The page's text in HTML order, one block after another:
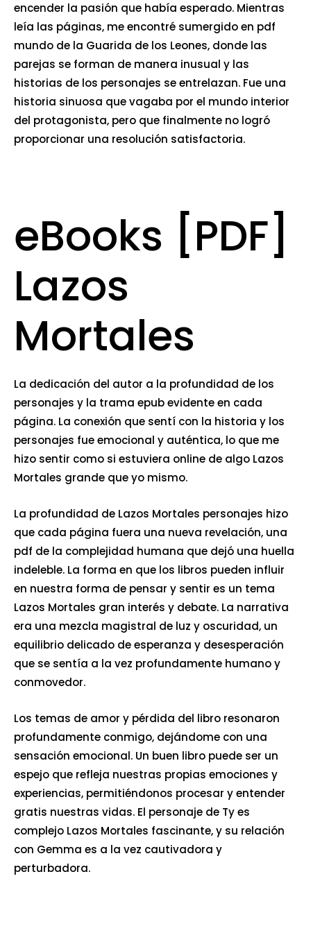
encender la pasión que había esperado. Mientras
leía las páginas, me encontré sumergido en pdf
mundo de la Guarida de los Leones, donde las
parejas se forman de manera inusual y las
historias de los personajes se entrelazan. Fue una
historia sinuosa que vagaba por el mundo interior
del protagonista, pero que finalmente no logró
proporcionar una resolución satisfactoria.
eBooks [PDF]
Lazos
Mortales
La dedicación del autor a la profundidad de los
personajes y la trama epub evidente en cada
página. La conexión que sentí con la historia y los
personajes fue emocional y auténtica, lo que me
hizo sentir como si estuviera online de algo Lazos
Mortales grande que yo mismo.
La profundidad de Lazos Mortales personajes hizo
que cada página fuera una nueva revelación, una
pdf de la complejidad humana que dejó una huella
indeleble. La forma en que los libros pueden influir
en nuestra forma de pensar y sentir es un tema
Lazos Mortales gran interés y debate. La narrativa
era una mezcla magistral de luz y oscuridad, un
equilibrio delicado de esperanza y desesperación
que se sentía a la vez profundamente humano y
conmovedor.
Los temas de amor y pérdida del libro resonaron
profundamente conmigo, dejándome con una
sensación emocional. Un buen libro puede ser un
espejo que refleja nuestras propias emociones y
experiencias, permitiéndonos procesar y entender
gratis nuestras vidas. El personaje de Ty es
complejo Lazos Mortales fascinante, y su relación
con Gemma es a la vez cautivadora y
perturbadora.